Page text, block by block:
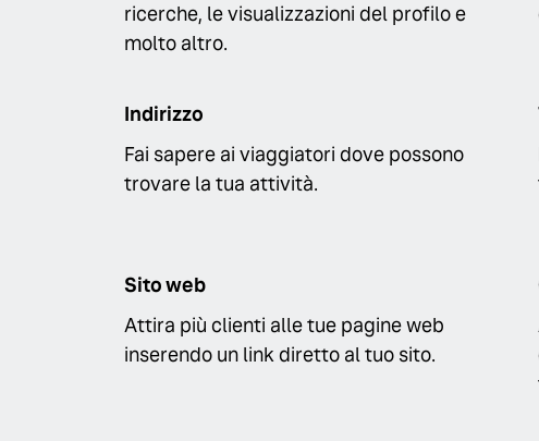
ricerche, le visualizzazioni del profilo e
molto altro.
Indirizzo
Fai sapere ai viaggiatori dove possono
trovare la tua attività.
Sito web
Attira più clienti alle tue pagine web
inserendo un link diretto al tuo sito.